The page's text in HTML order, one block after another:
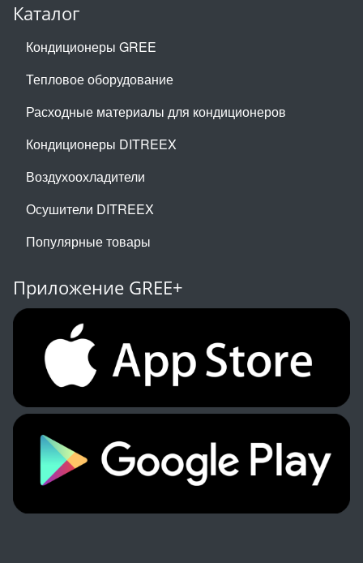
Каталог
Кондиционеры GREE
Тепловое оборудование
Расходные материалы для кондиционеров
Кондиционеры DITREEX
Воздухоохладители
Осушители DITREEX
Популярные товары
Приложение GREE+